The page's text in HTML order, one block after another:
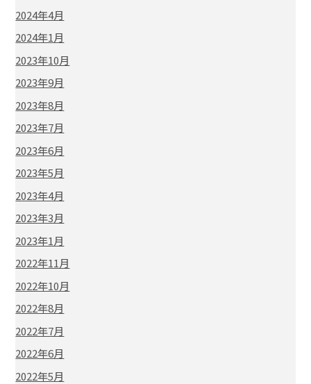
2024年4月
2024年1月
2023年10月
2023年9月
2023年8月
2023年7月
2023年6月
2023年5月
2023年4月
2023年3月
2023年1月
2022年11月
2022年10月
2022年8月
2022年7月
2022年6月
2022年5月